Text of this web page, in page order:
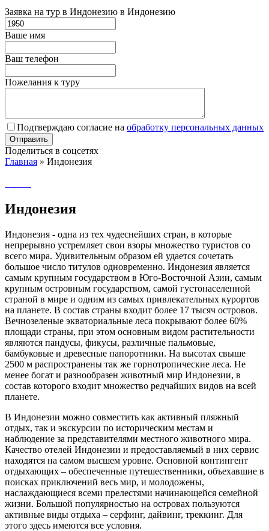
Заявка на тур в Индонезию в Индонезию
Ваше имя
Ваш телефон
Пожелания к туру
Подтверждаю согласие на обработку персональных данных
Поделиться в соцсетях
Главная » Индонезия
Индонезия
Индонезия - одна из тех чудеснейших стран, в которые
непрерывно устремляет свои взоры множество туристов со
всего мира. Удивительным образом ей удается сочетать
большое число титулов одновременно. Индонезия является
самым крупным государством в Юго-Восточной Азии, самым
крупным островным государством, самой густонаселенной
страной в мире и одним из самых привлекательных курортов
на планете. В состав страны входит более 17 тысяч островов.
Вечнозеленые экваториальные леса покрывают более 60%
площади страны, при этом основным видом растительности
являются пандусы, фикусы, различные пальмовые,
бамбуковые и древесные папоротники. На высотах свыше
2500 м распространены так же горнотропические леса. Не
менее богат и разнообразен животный мир Индонезии, в
состав которого входит множество редчайших видов на всей
планете.
В Индонезии можно совместить как активный пляжный
отдых, так и экскурсии по историческим местам и
наблюдение за представителями местного животного мира.
Качество отелей Индонезии и предоставляемый в них сервис
находятся на самом высшем уровне. Основной контингент
отдыхающих – обеспеченные путешественники, объехавшие в
поисках приключений весь мир, и молодожены,
наслаждающиеся всеми прелестями начинающейся семейной
жизни. Большой популярностью на островах пользуются
активные виды отдыха – серфинг, дайвинг, треккинг. Для
этого здесь имеются все условия.